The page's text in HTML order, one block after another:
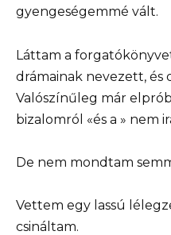
gyengeségemmé vált.
Láttam a
drámainak nevezett, és
Valószínűleg már
bizalomról «és a » nem
De nem mondtam
Vettem egy lassú
csináltam.